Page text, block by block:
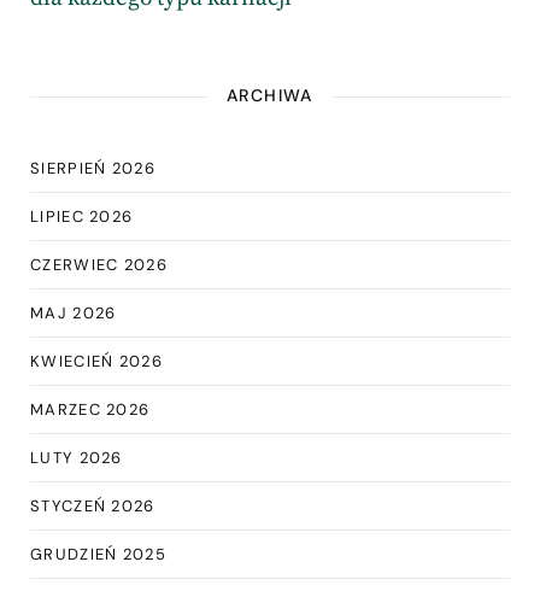
ARCHIWA
SIERPIEŃ 2026
LIPIEC 2026
CZERWIEC 2026
MAJ 2026
KWIECIEŃ 2026
MARZEC 2026
LUTY 2026
STYCZEŃ 2026
GRUDZIEŃ 2025